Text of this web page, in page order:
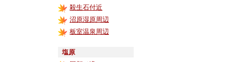
殺生石付近
沼原湿原周辺
板室温泉周辺
塩原